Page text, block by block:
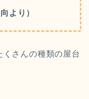
より）
さんの種類の屋台